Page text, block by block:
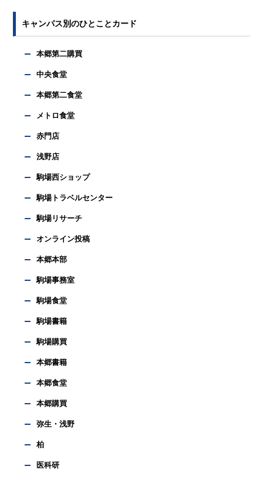
キャンパス別のひとことカード
本郷第二購買
中央食堂
本郷第二食堂
メトロ食堂
赤門店
浅野店
駒場西ショップ
駒場トラベルセンター
駒場リサーチ
オンライン投稿
本郷本部
駒場事務室
駒場食堂
駒場書籍
駒場購買
本郷書籍
本郷食堂
本郷購買
弥生・浅野
柏
医科研